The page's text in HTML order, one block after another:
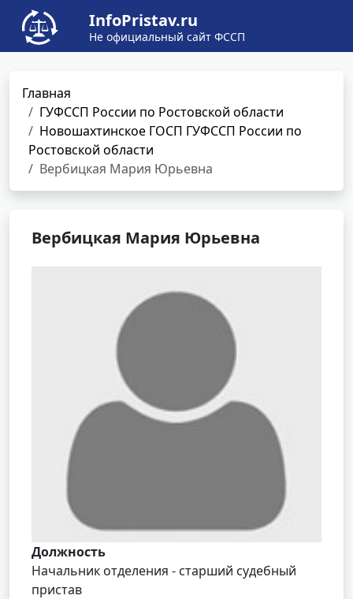
InfoPristav.ru
Не официальный сайт ФССП
Главная
ГУФССП России по Ростовской области
Новошахтинское ГОСП ГУФССП России по
Ростовской области
Вербицкая Мария Юрьевна
Вербицкая Мария Юрьевна
Должность
Начальник отделения - старший судебный
пристав